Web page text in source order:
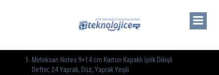
Meteksan Notes 9×14 cm Karton Kapaklı İplik Dikişli
Defter, 24 Yaprak, Düz, Yaprak Yeşili